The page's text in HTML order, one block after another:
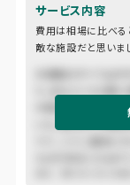
サービス内容
費用は相場に比べる
敵な施設だと思いま
の尾をめぐる谷の入
たびか改まったもの